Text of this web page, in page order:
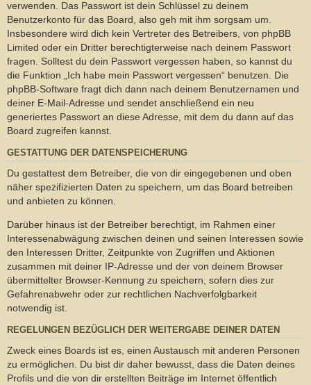
verwenden. Das Passwort ist dein Schlüssel zu deinem
Benutzerkonto für das Board, also geh mit ihm sorgsam um.
Insbesondere wird dich kein Vertreter des Betreibers, von phpBB
Limited oder ein Dritter berechtigterweise nach deinem Passwort
fragen. Solltest du dein Passwort vergessen haben, so kannst du
die Funktion „Ich habe mein Passwort vergessen“ benutzen. Die
phpBB-Software fragt dich dann nach deinem Benutzernamen und
deiner E-Mail-Adresse und sendet anschließend ein neu
generiertes Passwort an diese Adresse, mit dem du dann auf das
Board zugreifen kannst.
GESTATTUNG DER DATENSPEICHERUNG
Du gestattest dem Betreiber, die von dir eingegebenen und oben
näher spezifizierten Daten zu speichern, um das Board betreiben
und anbieten zu können.
Darüber hinaus ist der Betreiber berechtigt, im Rahmen einer
Interessenabwägung zwischen deinen und seinen Interessen sowie
den Interessen Dritter, Zeitpunkte von Zugriffen und Aktionen
zusammen mit deiner IP-Adresse und der von deinem Browser
übermittelter Browser-Kennung zu speichern, sofern dies zur
Gefahrenabwehr oder zur rechtlichen Nachverfolgbarkeit
notwendig ist.
REGELUNGEN BEZÜGLICH DER WEITERGABE DEINER DATEN
Zweck eines Boards ist es, einen Austausch mit anderen Personen
zu ermöglichen. Du bist dir daher bewusst, dass die Daten deines
Profils und die von dir erstellten Beiträge im Internet öffentlich